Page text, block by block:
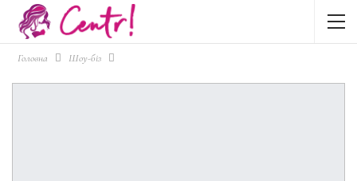
Головна Шоу-біз